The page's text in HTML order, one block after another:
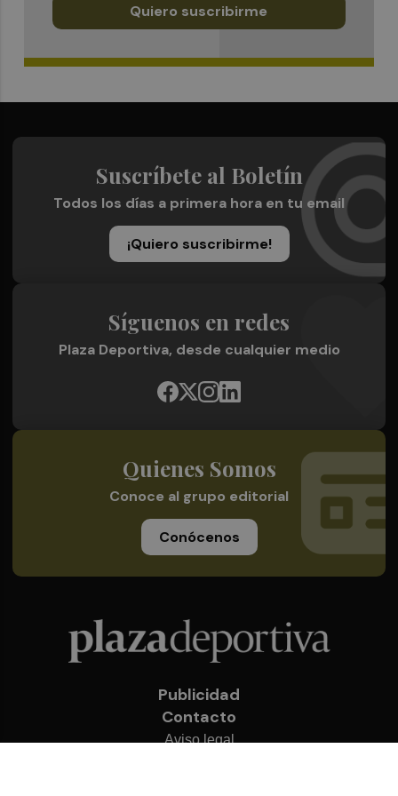
Quiero suscribirme
Suscríbete al Boletín
Todos los días a primera hora en tu email
¡Quiero suscribirme!
Síguenos en redes
Plaza Deportiva, desde cualquier medio
Quienes Somos
Conoce al grupo editorial
Conócenos
Publicidad
Contacto
Aviso legal